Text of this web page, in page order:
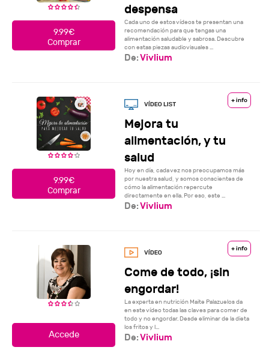
9.99€
Comprar
despensa
Cada uno de estos vídeos te presentan una
recomendación para que tengas una
alimentación saludable y sabrosa. Descubre
con estas piezas audiovisuales ...
De:Vivlium
9.99€
Comprar
+ info
Mejora tu
alimentación, y tu
salud
Hoy en día, cada vez nos preocupamos más
por nuestra salud, y somos conscientes de
cómo la alimentación repercute
directamente en ella. Por eso, este ...
De:Vivlium
+ info
Come de todo, ¡sin
engordar!
La experta en nutrición Maite Palazuelos da
en este vídeo todas las claves para comer de
todo y no engordar. Desde eliminar de la dieta
los fritos y l...
De:Vivlium